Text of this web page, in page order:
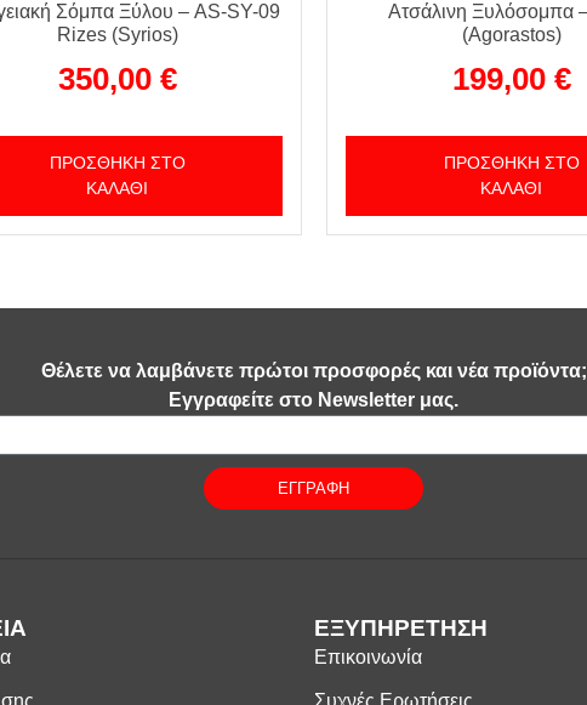
Σόμπα Ξύλου – AS-SY-09
Rizes (Syrios)
350,00 €
ΠΡΟΣΘΉΚΗ ΣΤΟ
ΚΑΛΆΘΙ
Ατσάλινη Ξυλόσομπα
(Agorastos)
199,00 €
ΠΡΟΣΘΉΚΗ ΣΤΟ
ΚΑΛΆΘΙ
Θέλετε να λαμβάνετε πρώτοι προσφορές και νέα προϊόντα;
Εγγραφείτε στο Newsletter μας.
ΕΓΓΡΑΦΗ
ΕΞΥΠΗΡΕΤΗΣΗ
Επικοινωνία
Συχνές Ερωτήσεις